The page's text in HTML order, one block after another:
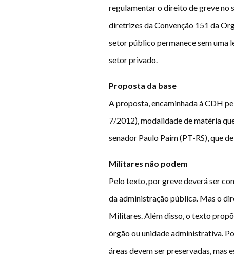
regulamentar o direito de greve no
diretrizes da Convenção 151 da
setor público permanece sem uma
setor privado.
Proposta da base
A proposta, encaminhada à CDH
7/2012), modalidade de matéria
senador Paulo Paim (PT-RS), que
Militares não podem
Pelo texto, por greve deverá ser
da administração pública. Mas o
Militares. Além disso, o texto
órgão ou unidade administrativa.
áreas devem ser preservadas, mas